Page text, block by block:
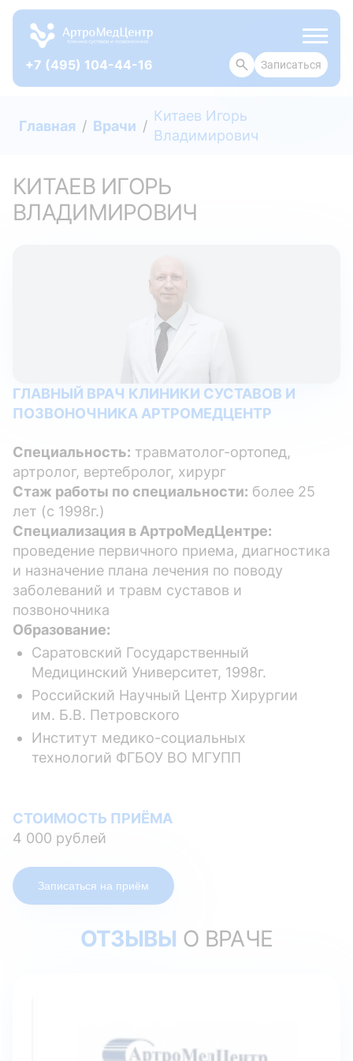
+7 (495) 104-44-16 Записаться
Главная
Врачи
Китаев Игорь
Владимирович
КИТАЕВ ИГОРЬ
ВЛАДИМИРОВИЧ
ГЛАВНЫЙ ВРАЧ КЛИНИКИ СУСТАВОВ И
ПОЗВОНОЧНИКА АРТРОМЕДЦЕНТР
Специальность: травматолог-ортопед,
артролог, вертебролог, хирург
Стаж работы по специальности: более 25
лет (с 1998г.)
Специализация в АртроМедЦентре:
проведение первичного приема, диагностика
и назначение плана лечения по поводу
заболеваний и травм суставов и
позвоночника
Образование:
Саратовский Государственный
Медицинский Университет, 1998г.
Российский Научный Центр Хирургии
им. Б.В. Петровского
Институт медико-социальных
технологий ФГБОУ ВО МГУПП
СТОИМОСТЬ ПРИЁМА
4 000 рублей
Записаться на приём
ОТЗЫВЫ О ВРАЧЕ